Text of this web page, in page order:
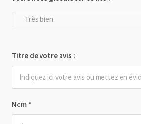
Nom *
Très bien
Titre de votre avis :